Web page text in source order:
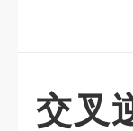
交叉